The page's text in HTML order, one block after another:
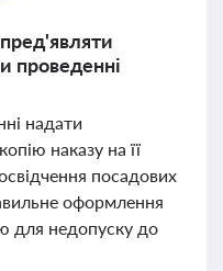
проведенні
надати
наказу на її
посадових
оформлення
для недопуску до